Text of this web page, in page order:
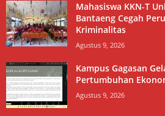
Mahasiswa KKN-T
Bantaeng Cegah
Kriminalitas
Agustus 9, 2026
Kampus Gagasan
Pertumbuhan
Agustus 9, 2026